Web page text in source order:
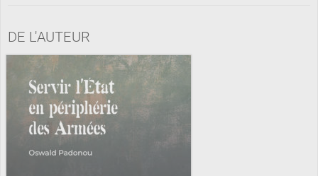
DE L'AUTEUR